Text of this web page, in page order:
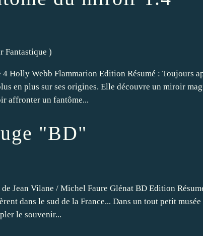
Fantastique )
Holly Webb Flammarion Edition Résumé : Toujours
en plus sur ses origines. Elle découvre un miroir
affronter un fantôme...
"BD"
Jean Vilane / Michel Faure Glénat BD Edition
dans le sud de la France... Dans un tout petit musée
le souvenir...